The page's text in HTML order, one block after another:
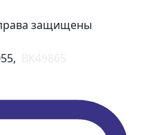
защищены